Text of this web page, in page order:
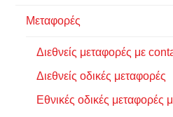
Μεταφορές
Διεθνείς μεταφορές με
Διεθνείς οδικές μεταφορές
Εθνικές οδικές μεταφορές